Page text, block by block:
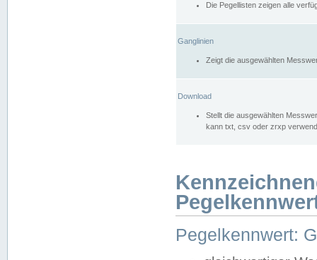
Die Pegellisten zeigen alle
Ganglinien
Zeigt die ausgewählten
Download
Stellt die ausgewählten
kann txt, csv oder zrxp
Pegelkennwert: